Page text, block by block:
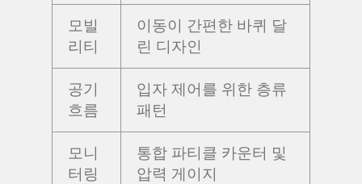
모빌
리티
이동이 간편한 바퀴 달
린 디자인
공기
흐름
입자 제어를 위한 층류
패턴
모니
터링
통합 파티클 카운터 및
압력 게이지